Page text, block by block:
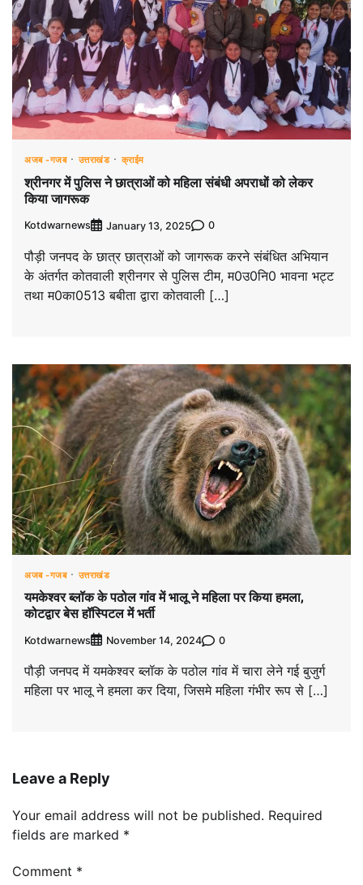
अजब -गजब उत्तराखंड क्राईम
श्रीनगर में पुलिस ने छात्राओं को महिला संबंधी अपराधों को लेकर
किया जागरूक
Kotdwarnews January 13, 2025 0
पौड़ी जनपद के छात्र छात्राओं को जागरूक करने संबंधित अभियान
के अंतर्गत कोतवाली श्रीनगर से पुलिस टीम, म0उ0नि0 भावना भट्ट
तथा म0का0513 बबीता द्वारा कोतवाली […]
अजब -गजब उत्तराखंड
यमकेश्वर ब्लॉक के पठोल गांव में भालू ने महिला पर किया हमला,
कोटद्वार बेस हॉस्पिटल में भर्ती
Kotdwarnews November 14, 2024 0
पौड़ी जनपद में यमकेश्वर ब्लॉक के पठोल गांव में चारा लेने गई बुजुर्ग
महिला पर भालू ने हमला कर दिया, जिसमे महिला गंभीर रूप से […]
Leave a Reply
Your email address will not be published. Required
fields are marked *
Comment *